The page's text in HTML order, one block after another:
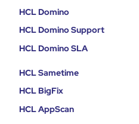
HCL Domino
HCL Domino Support
HCL Domino SLA
HCL Sametime
HCL BigFix
HCL AppScan